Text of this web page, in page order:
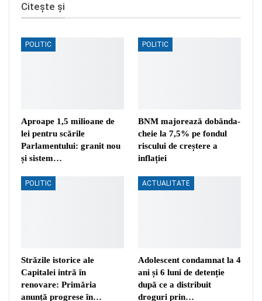
Citește și
POLITIC
Aproape 1,5 milioane de
lei pentru scările
Parlamentului: granit nou
și sistem…
POLITIC
BNM majorează dobânda-
cheie la 7,5% pe fondul
riscului de creștere a
inflației
POLITIC
Străzile istorice ale
Capitalei intră în
renovare: Primăria
anunță progrese în…
ACTUALITATE
Adolescent condamnat la 4
ani și 6 luni de detenție
după ce a distribuit
droguri prin…